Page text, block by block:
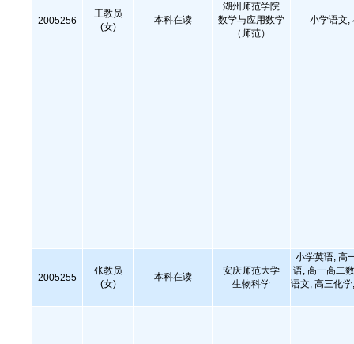
2005256
王教员
(女)
本科在读
湖州师范学院
数学与应用数学
（师范）
小学语文,
2005255
张教员
(女)
本科在读
安庆师范大学
生物科学
小学英语, 高
语, 高一高二
语文, 高三化